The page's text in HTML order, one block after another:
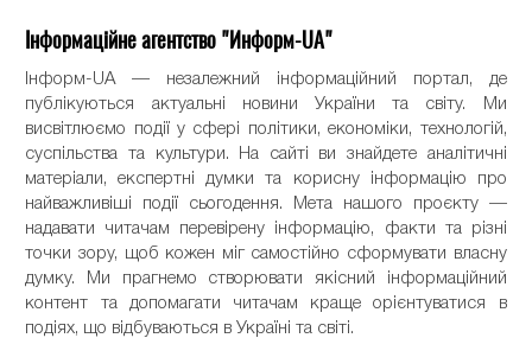
Інформаційне агентство "Информ-UA"
Інформ-UA — незалежний інформаційний портал, де
публікуються актуальні новини України та світу. Ми
висвітлюємо події у сфері політики, економіки, технологій,
суспільства та культури. На сайті ви знайдете аналітичні
матеріали, експертні думки та корисну інформацію про
найважливіші події сьогодення. Мета нашого проєкту —
надавати читачам перевірену інформацію, факти та різні
точки зору, щоб кожен міг самостійно сформувати власну
думку. Ми прагнемо створювати якісний інформаційний
контент та допомагати читачам краще орієнтуватися в
подіях, що відбуваються в Україні та світі.